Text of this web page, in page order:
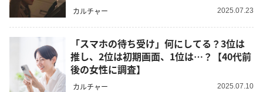
カルチャー 2025.07.23
「スマホの待ち受け」何にしてる？3位は
推し、2位は初期画面、1位は…？【40代前
後の女性に調査】
カルチャー 2025.07.10